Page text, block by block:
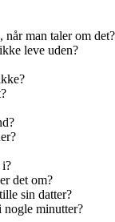
man taler om det?
leve uden?
det om?
sin datter?
minutter?